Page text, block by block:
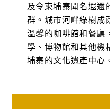
及令柬埔寨聞名遐邇
群。城市河畔綠樹成
溫馨的咖啡館和餐廳
學、博物館和其他機
埔寨的文化遺產中心